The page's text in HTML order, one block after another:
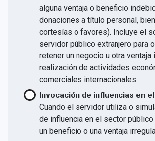
alguna ventaja o beneficio
donaciones a título personal,
cortesías o favores). Incluye el
servidor público extranjero para
retener un negocio u otra ventaja
realización de actividades
comerciales internacionales.
Invocación de influencias en
Cuando el servidor utiliza o
de influencia en el sector público
un beneficio o una ventaja